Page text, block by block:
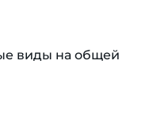
виды на общей